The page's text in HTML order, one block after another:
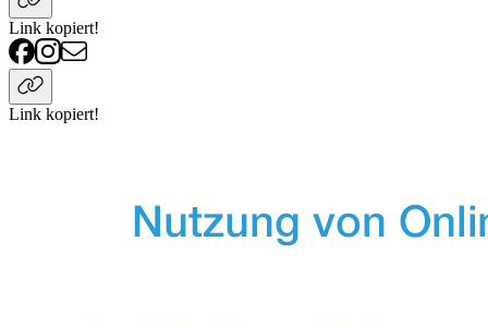
Link kopiert!
Link kopiert!